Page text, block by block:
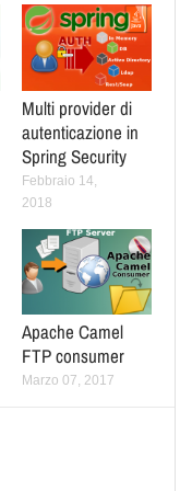
Multi provider di
autenticazione in
Spring Security
Febbraio 14,
2018
Apache Camel
FTP consumer
Marzo 07, 2017